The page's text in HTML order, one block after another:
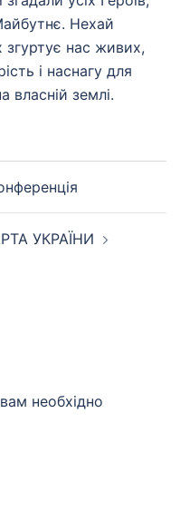
Нехай
згуртує нас живих,
і наснагу для
власній землі.
УКРАЇНИ
необхідно